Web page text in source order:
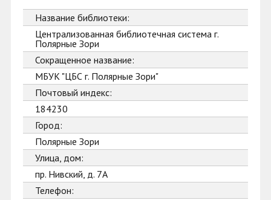
Название библиотеки:
Централизованная библиотечная система г.
Полярные Зори
Сокращенное название:
МБУК "ЦБС г. Полярные Зори"
Почтовый индекс:
184230
Город:
Полярные Зори
Улица, дом:
пр. Нивский, д. 7А
Телефон: